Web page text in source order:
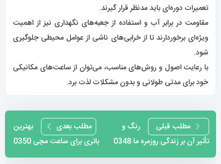
تعمیرات دوره‌ای باید مدنظر قرار گیرند.
مقاومت در برابر آب و استفاده از جعبه‌های نگهداری نیز از اهمیت
ویژه‌ای برخوردارند تا از خرابی‌های ناشی از عوامل محیطی جلوگیری
شود.
با رعایت اصول و روش‌های مناسب، می‌توان از ساعت‌های مکانیکی
خود برای مدتی طولانی و بدون مشکلات لذت برد.
راهبری
نوشته
مطلب قبلی
رنگ و
تأثیر آن بر زندگی روزمره ما 0348
مطلب بعدی
بهترین
باتری برای ساعت مچی 0350